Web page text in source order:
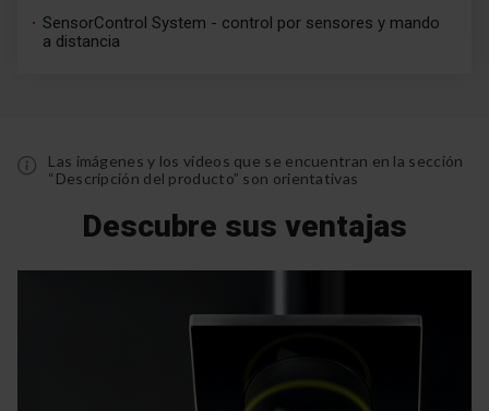
SensorControl System - control por sensores y mando
a distancia
Las imágenes y los vídeos que se encuentran en la sección
“Descripción del producto” son orientativas
Descubre sus ventajas